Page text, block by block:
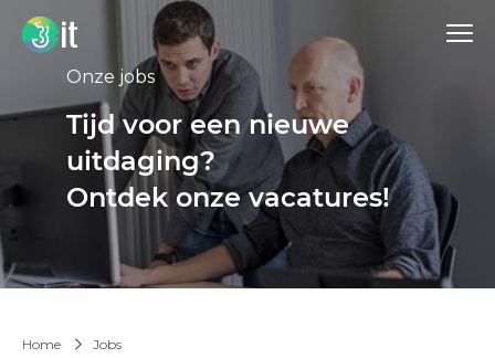
Onze jobs
Tijd voor een nieuwe
uitdaging?
Ontdek onze vacatures!
Home Jobs